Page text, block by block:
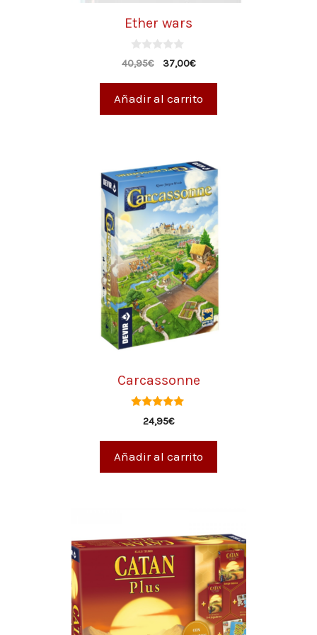
Ether wars
0
d
40,95€ 37,00€
Añadir al carrito
Carcassonne
4.97
de 5
24,95€
Añadir al carrito